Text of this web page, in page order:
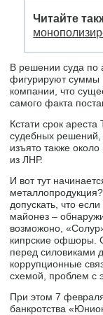
Читайте
В решении суда по
фигурируют суммы
компании, что
самого факта
Кстати срок
судебных
изъято также
из ЛНР.
И вот тут
допускать, что
майонез –
возможоно,
кипрские офшоры.
перед силовиками
коррупционные
схемой, проблем с
При этом 7
банкротства